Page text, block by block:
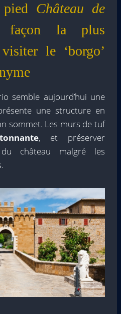
Château de
la plus
le ‘borgo’
semble aujourd’hui une
une structure en
sommet. Les murs de tuf
, et préserver
du château malgré les